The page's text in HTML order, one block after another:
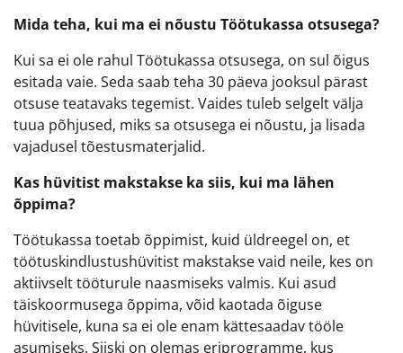
Mida teha, kui ma ei nõustu Töötukassa otsusega?
Kui sa ei ole rahul Töötukassa otsusega, on sul õigus
esitada vaie. Seda saab teha 30 päeva jooksul pärast
otsuse teatavaks tegemist. Vaides tuleb selgelt välja
tuua põhjused, miks sa otsusega ei nõustu, ja lisada
vajadusel tõestusmaterjalid.
Kas hüvitist makstakse ka siis, kui ma lähen
õppima?
Töötukassa toetab õppimist, kuid üldreegel on, et
töötuskindlustushüvitist makstakse vaid neile, kes on
aktiivselt tööturule naasmiseks valmis. Kui asud
täiskoormusega õppima, võid kaotada õiguse
hüvitisele, kuna sa ei ole enam kättesaadav tööle
asumiseks. Siiski on olemas eriprogramme, kus